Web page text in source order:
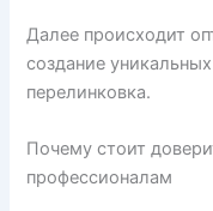
Далее происходит
создание
перелинковка.
Почему стоит
профессионалам